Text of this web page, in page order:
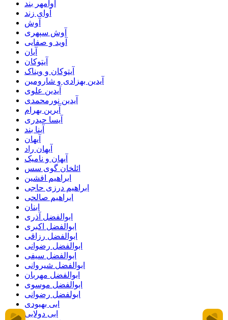
آوامهر بند
آوای زند
آوش
آوش سپهری
آوید و صفایی
آیان
آیتوکان
آیتوکان و ویناک
آیدین بهزادی و شارومین
آیدین علوی
آیدین نورمحمدی
آیرین بهرام
آیسا حیدری
آینا بند
آیهان
آیهان راد
آیهان و نامیک
ائلخان گوی سس
ابراهیم افشین
ابراهیم درزی حاجی
ابراهیم صالحی
ابنان
ابوالفضل آذری
ابوالفضل اکبری
ابوالفضل رزاقی
ابوالفضل رضوانی
ابوالفضل سیفی
ابوالفضل شیروانی
ابوالفضل مهربان
ابوالفضل موسوی
ابولفضل رضوانی
ابی بهبودی
ابی دولابی